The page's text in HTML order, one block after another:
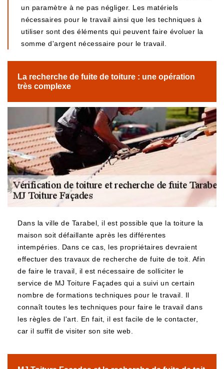
un paramètre à ne pas négliger. Les matériels
nécessaires pour le travail ainsi que les techniques à
utiliser sont des éléments qui peuvent faire évoluer la
somme d'argent nécessaire pour le travail.
La recherche de fuite de toiture : une opération
très complexe
Dans la ville de Tarabel, il est possible que la toiture la
maison soit défaillante après les différentes
intempéries. Dans ce cas, les propriétaires devraient
effectuer des travaux de recherche de fuite de toit. Afin
de faire le travail, il est nécessaire de solliciter le
service de MJ Toiture Façades qui a suivi un certain
nombre de formations techniques pour le travail. Il
connaît toutes les techniques pour faire le travail dans
les règles de l'art. En fait, il est facile de le contacter,
car il suffit de visiter son site web.